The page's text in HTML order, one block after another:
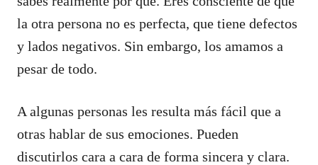
la otra persona no es perfecta, que tiene defectos
y lados negativos. Sin embargo, los amamos a
pesar de todo.
A algunas personas les resulta más fácil que a
otras hablar de sus emociones. Pueden
discutirlos cara a cara de forma sincera y clara.